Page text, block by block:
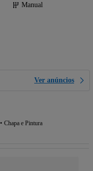
Manual
Ver anúncios
Chapa e Pintura